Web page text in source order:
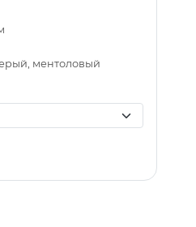
ментоловый